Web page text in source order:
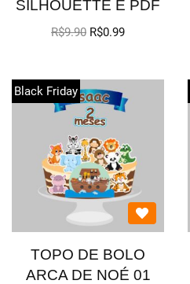
SILHOUETTE E PDF
R$9.90 R$0.99
Black Friday
TOPO DE BOLO
ARCA DE NOÉ 01